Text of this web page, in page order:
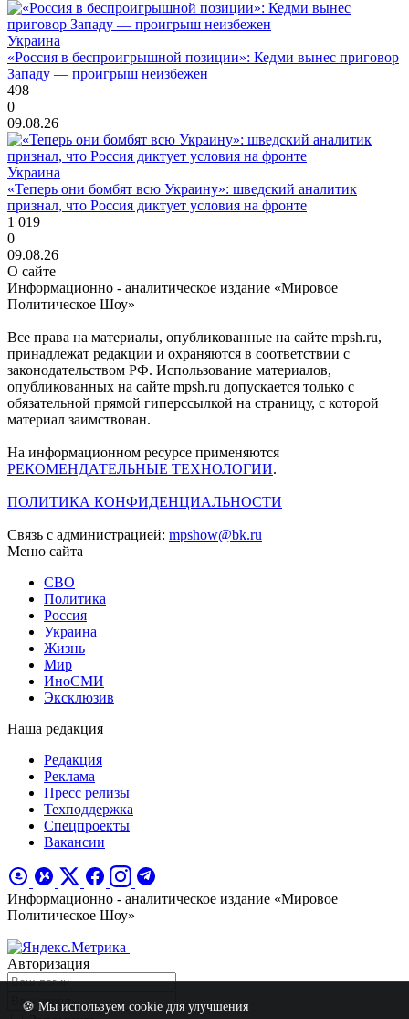
Украина
«Россия в беспроигрышной позиции»: Кедми вынес приговор
Западу — проигрыш неизбежен
498
0
09.08.26
Украина
«Теперь они бомбят всю Украину»: шведский аналитик
признал, что Россия диктует условия на фронте
1 019
0
09.08.26
О сайте
Информационно - аналитическое издание «Мировое
Политическое Шоу»
Все права на материалы, опубликованные на сайте mpsh.ru,
принадлежат редакции и охраняются в соответствии с
законодательством РФ. Использование материалов,
опубликованных на сайте mpsh.ru допускается только с
обязательной прямой гиперссылкой на страницу, с которой
материал заимствован.
На информационном ресурсе применяются
РЕКОМЕНДАТЕЛЬНЫЕ ТЕХНОЛОГИИ.
ПОЛИТИКА КОНФИДЕНЦИАЛЬНОСТИ
Связь с администрацией: mpshow@bk.ru
Меню сайта
СВО
Политика
Россия
Украина
Жизнь
Мир
ИноСМИ
Эксклюзив
Наша редакция
Редакция
Реклама
Пресс релизы
Техподдержка
Спецпроекты
Вакансии
Информационно - аналитическое издание «Мировое
Политическое Шоу»
Авторизация
🍪 Мы используем cookie для улучшения